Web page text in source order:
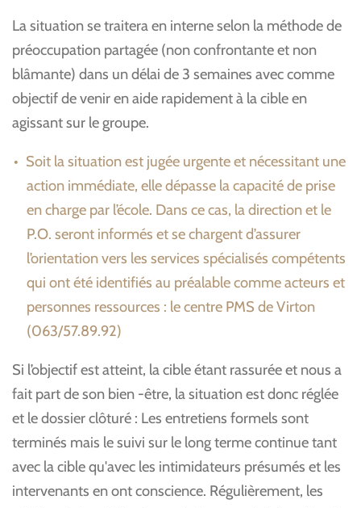
La situation se traitera en interne selon la méthode de
préoccupation partagée (non confrontante et non
blâmante) dans un délai de 3 semaines avec comme
objectif de venir en aide rapidement à la cible en
agissant sur le groupe.
Soit la situation est jugée urgente et nécessitant une
action immédiate, elle dépasse la capacité de prise
en charge par l’école. Dans ce cas, la direction et le
P.O. seront informés et se chargent d’assurer
l’orientation vers les services spécialisés compétents
qui ont été identifiés au préalable comme acteurs et
personnes ressources : le centre PMS de Virton
(063/57.89.92)
Si l’objectif est atteint, la cible étant rassurée et nous a
fait part de son bien -être, la situation est donc réglée
et le dossier clôturé : Les entretiens formels sont
terminés mais le suivi sur le long terme continue tant
avec la cible qu'avec les intimidateurs présumés et les
intervenants en ont conscience. Régulièrement, les